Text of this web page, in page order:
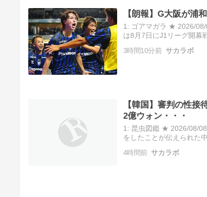
【朗報】G大阪が浦
1: ゴアマガラ ★ 2026/08/
は8月7日にJ1リーグ開幕
3時間10分前 サカラボ
【韓国】審判の性
2億ウォン・・・
1: 昆虫図鑑 ★ 2026/08/
をしたことが伝えられた
4時間前 サカラボ